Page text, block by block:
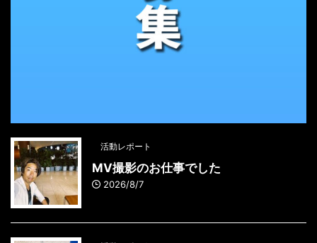
活動レポート
MV撮影のお仕事でした
2026/8/7